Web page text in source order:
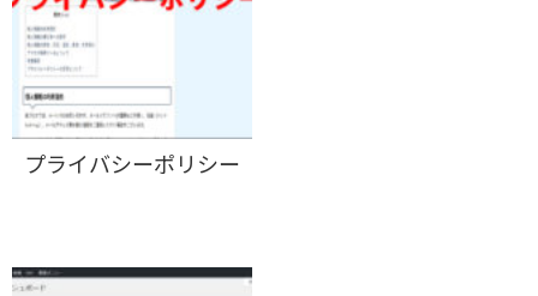
プライバシーポリシー